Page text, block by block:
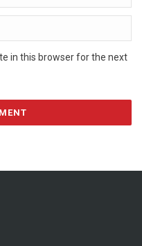
in this browser for the next